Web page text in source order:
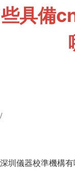
些具備
/
深圳儀器校準機構